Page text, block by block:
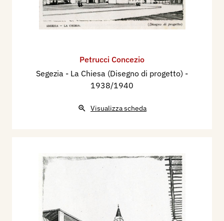
Petrucci Concezio
Segezia - La Chiesa (Disegno di progetto) -
1938/1940
Visualizza scheda